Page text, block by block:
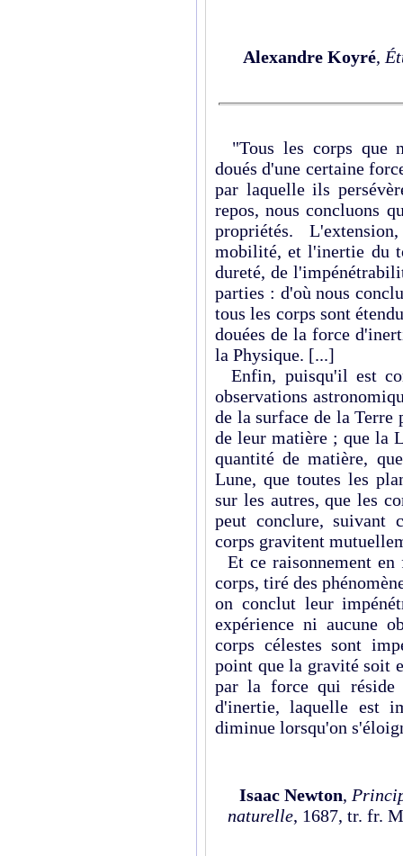
Alexandre Koyré,
"Tous les corps que
doués d'une certaine
par laquelle ils
repos, nous concluons
propriétés.
mobilité, et l'inertie du
dureté, de
parties : d'où nous
tous les corps sont
douées de la force
la Physique. [...]
Enfin, puisqu'il est
observations
de la surface de la Terre
de leur matière ; que la
quantité de matière,
Lune, que toutes les
sur les autres, que les
peut conclure, suivant
corps gravitent
Et ce raisonnement
corps, tiré des
on conclut leur
expérience ni aucune
corps célestes sont
point que la gravité soit
par la force qui réside
d'inertie, laquelle est
diminue lorsqu'on
Isaac Newton,
naturelle, 1687, tr. fr.